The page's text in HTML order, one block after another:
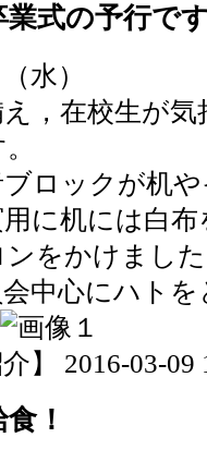
業式の予行で
水）
，在校生が
ロックが机
に机には白
ンをかけまし
中心にハト
介】 2016-03-09
！